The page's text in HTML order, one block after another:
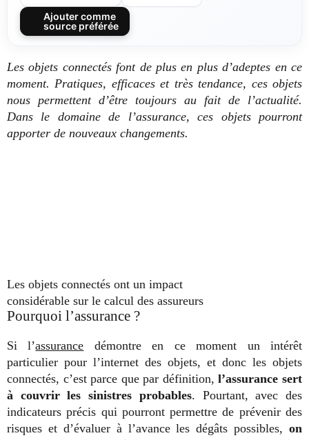
Ajouter comme
source préférée
Les objets connectés font de plus en plus d’adeptes en ce
moment. Pratiques, efficaces et très tendance, ces objets
nous permettent d’être toujours au fait de l’actualité.
Dans le domaine de l’assurance, ces objets pourront
apporter de nouveaux changements.
Les objets connectés ont un impact
considérable sur le calcul des assureurs
Pourquoi l’assurance ?
Si l’assurance démontre en ce moment un intérêt
particulier pour l’internet des objets, et donc les objets
connectés, c’est parce que par définition,l’assurance sert
à couvrir les sinistres probables. Pourtant, avec des
indicateurs précis qui pourront permettre de prévenir des
risques et d’évaluer à l’avance les dégâts possibles, on